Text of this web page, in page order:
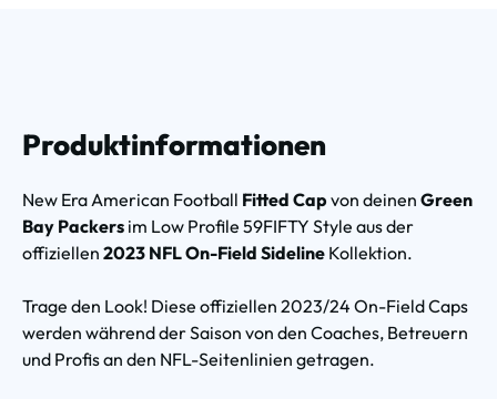
Produktinformationen
New Era American Football Fitted Cap von deinen Green
Bay Packers im Low Profile 59FIFTY Style aus der
offiziellen 2023 NFL On-Field Sideline Kollektion.
Trage den Look! Diese offiziellen 2023/24 On-Field Caps
werden während der Saison von den Coaches, Betreuern
und Profis an den NFL-Seitenlinien getragen.